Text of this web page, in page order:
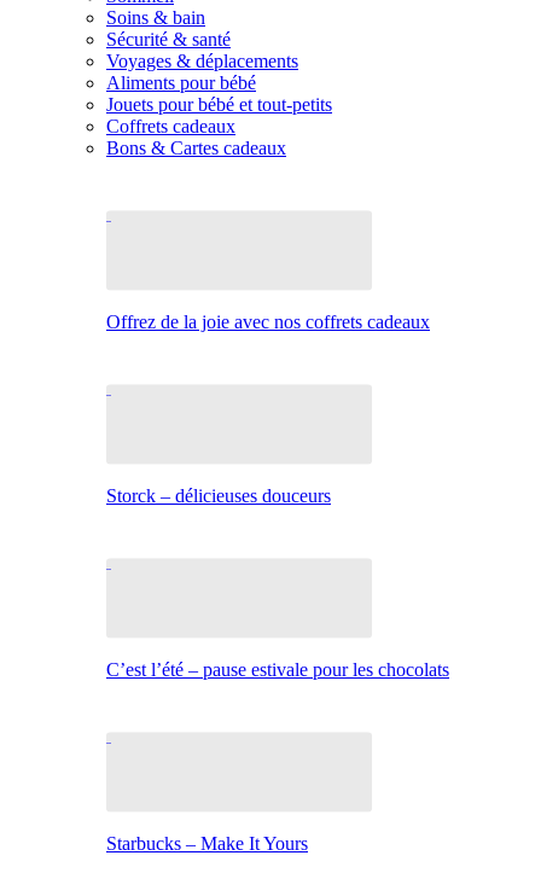
Soins & bain
Sécurité & santé
Voyages & déplacements
Aliments pour bébé
Jouets pour bébé et tout-petits
Coffrets cadeaux
Bons & Cartes cadeaux
Offrez de la joie avec nos coffrets cadeaux
Storck – délicieuses douceurs
C’est l’été – pause estivale pour les chocolats
Starbucks – Make It Yours